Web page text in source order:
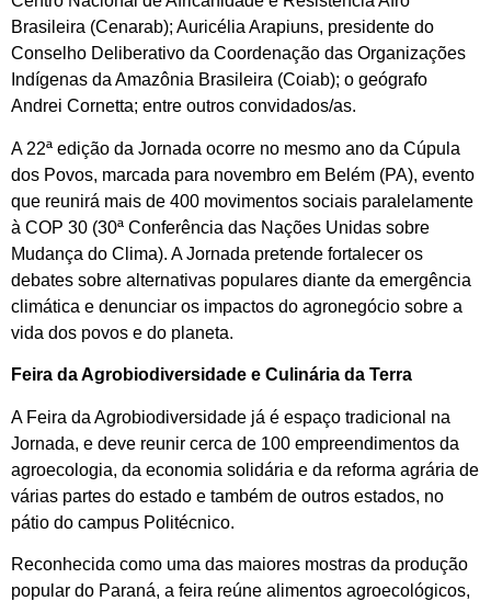
Brasileira (Cenarab); Auricélia Arapiuns, presidente do
Conselho Deliberativo da Coordenação das Organizações
Indígenas da Amazônia Brasileira (Coiab); o geógrafo
Andrei Cornetta; entre outros convidados/as.
A 22ª edição da Jornada ocorre no mesmo ano da Cúpula
dos Povos, marcada para novembro em Belém (PA), evento
que reunirá mais de 400 movimentos sociais paralelamente
à COP 30 (30ª Conferência das Nações Unidas sobre
Mudança do Clima). A Jornada pretende fortalecer os
debates sobre alternativas populares diante da emergência
climática e denunciar os impactos do agronegócio sobre a
vida dos povos e do planeta.
Feira da Agrobiodiversidade e Culinária da Terra
A Feira da Agrobiodiversidade já é espaço tradicional na
Jornada, e deve reunir cerca de 100 empreendimentos da
agroecologia, da economia solidária e da reforma agrária de
várias partes do estado e também de outros estados, no
pátio do campus Politécnico.
Reconhecida como uma das maiores mostras da produção
popular do Paraná, a feira reúne alimentos agroecológicos,